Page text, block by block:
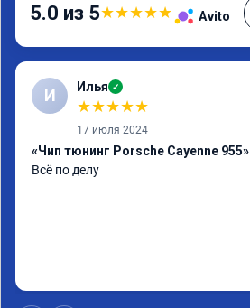
5.0 из 5★★★★★ Avito
И Илья ✓
★★★★★
17 июля 2024
«Чип тюнинг Porsche Cayenne 955»
Всё по делу